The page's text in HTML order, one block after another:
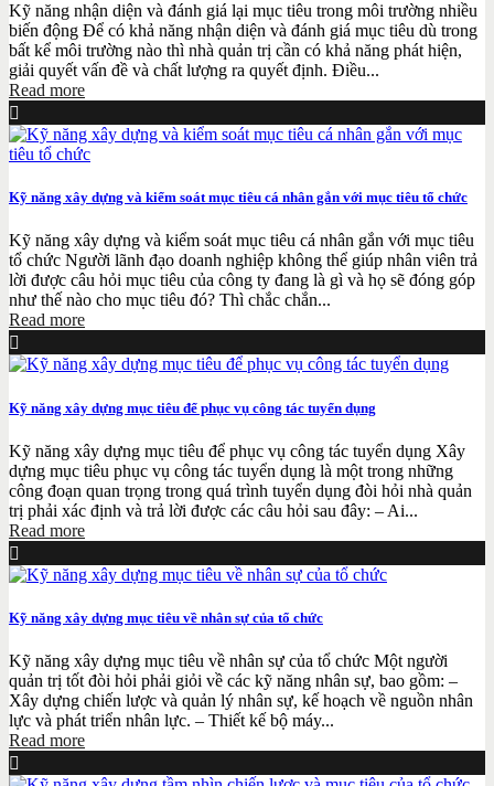
Kỹ năng nhận diện và đánh giá lại mục tiêu trong môi trường nhiều
biến động Để có khả năng nhận diện và đánh giá mục tiêu dù trong
bất kể môi trường nào thì nhà quản trị cần có khả năng phát hiện,
giải quyết vấn đề và chất lượng ra quyết định. Điều...
Read more
Kỹ năng xây dựng và kiểm soát mục tiêu cá nhân gắn với mục tiêu tổ chức
Kỹ năng xây dựng và kiểm soát mục tiêu cá nhân gắn với mục tiêu
tổ chức Người lãnh đạo doanh nghiệp không thể giúp nhân viên trả
lời được câu hỏi mục tiêu của công ty đang là gì và họ sẽ đóng góp
như thế nào cho mục tiêu đó? Thì chắc chắn...
Read more
Kỹ năng xây dựng mục tiêu để phục vụ công tác tuyển dụng
Kỹ năng xây dựng mục tiêu để phục vụ công tác tuyển dụng Xây
dựng mục tiêu phục vụ công tác tuyển dụng là một trong những
công đoạn quan trọng trong quá trình tuyển dụng đòi hỏi nhà quản
trị phải xác định và trả lời được các câu hỏi sau đây: – Ai...
Read more
Kỹ năng xây dựng mục tiêu về nhân sự của tổ chức
Kỹ năng xây dựng mục tiêu về nhân sự của tổ chức Một người
quản trị tốt đòi hỏi phải giỏi về các kỹ năng nhân sự, bao gồm: –
Xây dựng chiến lược và quản lý nhân sự, kế hoạch về nguồn nhân
lực và phát triển nhân lực. – Thiết kế bộ máy...
Read more